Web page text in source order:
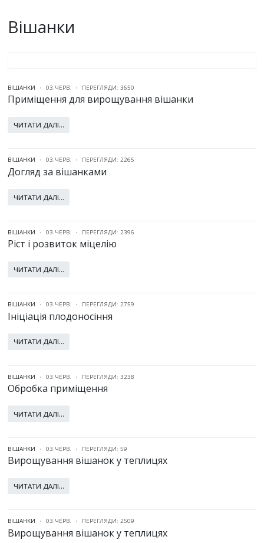
Вішанки
ВІШАНКИ 03.ЧЕРВ. ПЕРЕГЛЯДИ: 3650
Приміщення для вирощування вішанки
ЧИТАТИ ДАЛІ...
ВІШАНКИ 03.ЧЕРВ. ПЕРЕГЛЯДИ: 2265
Догляд за вішанками
ЧИТАТИ ДАЛІ...
ВІШАНКИ 03.ЧЕРВ. ПЕРЕГЛЯДИ: 2396
Ріст і розвиток міцелію
ЧИТАТИ ДАЛІ...
ВІШАНКИ 03.ЧЕРВ. ПЕРЕГЛЯДИ: 2759
Ініціація плодоносіння
ЧИТАТИ ДАЛІ...
ВІШАНКИ 03.ЧЕРВ. ПЕРЕГЛЯДИ: 3238
Обробка приміщення
ЧИТАТИ ДАЛІ...
ВІШАНКИ 03.ЧЕРВ. ПЕРЕГЛЯДИ: 59
Вирощування вішанок у теплицях
ЧИТАТИ ДАЛІ...
ВІШАНКИ 03.ЧЕРВ. ПЕРЕГЛЯДИ: 2509
Вирощування вішанок у теплицях